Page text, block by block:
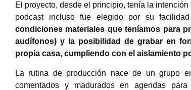
El proyecto, desde el principio, tenía la
podcast incluso fue elegido por su
condiciones materiales que teníamos para
audífonos) y la posibilidad de grabar en
propia casa, cumpliendo con el aislamiento
La rutina de producción nace de un grupo
comentados y madurados en agendas